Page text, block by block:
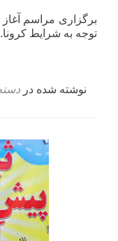
برگزاری مراسم
توجه به شرایط کرونا.
نوشته شده در